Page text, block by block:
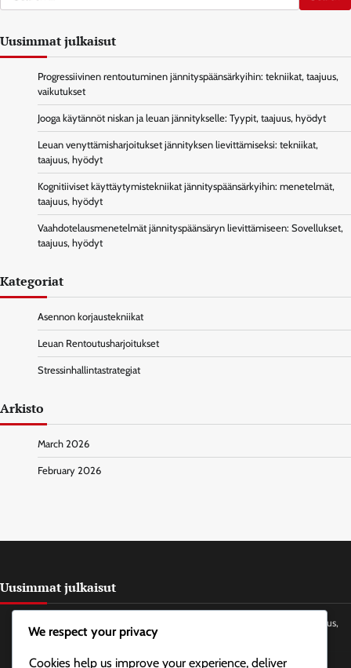
for:
Uusimmat julkaisut
Progressiivinen rentoutuminen jännityspäänsärkyihin: tekniikat, taajuus,
vaikutukset
Jooga käytännöt niskan ja leuan jännitykselle: Tyypit, taajuus, hyödyt
Leuan venyttämisharjoitukset jännityksen lievittämiseksi: tekniikat,
taajuus, hyödyt
Kognitiiviset käyttäytymistekniikat jännityspäänsärkyihin: menetelmät,
taajuus, hyödyt
Vaahdotelausmenetelmät jännityspäänsäryn lievittämiseen: Sovellukset,
taajuus, hyödyt
Kategoriat
Asennon korjaustekniikat
Leuan Rentoutusharjoitukset
Stressinhallintastrategiat
Arkisto
March 2026
February 2026
Uusimmat julkaisut
Progressiivinen rentoutuminen jännityspäänsärkyihin: tekniikat, taajuus,
vaikutukset
Jooga käytännöt niskan ja leuan jännitykselle: Tyypit, taajuus, hyödyt
We respect your privacy
Cookies help us improve your experience, deliver